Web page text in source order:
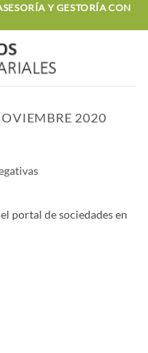
Y GESTORÍA CON
2020
portal de sociedades en